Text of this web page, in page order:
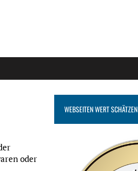
oder
WEBSEITEN WERT SCHÄTZEN